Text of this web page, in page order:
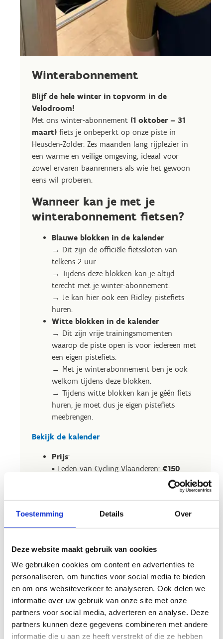
Toestemming Details Over
Deze website maakt gebruik van cookies
We gebruiken cookies om content en advertenties te
personaliseren, om functies voor social media te bieden
en om ons websiteverkeer te analyseren. Ook delen we
informatie over uw gebruik van onze site met onze
partners voor social media, adverteren en analyse. Deze
partners kunnen deze gegevens combineren met andere
informatie die u aan ze heeft verstrekt of die ze hebben
Winterabonnement
Blijf de hele winter in topvorm in de
Velodroom!
Met ons winter-abonnement (1 oktober – 31
maart) fiets je onbeperkt op onze piste in
Heusden-Zolder. Zes maanden lang rijplezier in
een warme en veilige omgeving, ideaal voor
zowel ervaren baanrenners als wie het gewoon
eens wil proberen.
Wanneer kan je met je
winterabonnement fietsen?
Blauwe blokken in de kalender
→ Dit zijn de officiële fietssloten van
telkens 2 uur.
→ Tijdens deze blokken kan je altijd
terecht met je winter-abonnement.
→ Je kan hier ook een Ridley pistefiets
huren.
Witte blokken in de kalender
→ Dit zijn vrije trainingsmomenten
waarop de piste open is voor iedereen met
een eigen pistefiets.
→ Met je winterabonnement ben je ook
welkom tijdens deze blokken.
→ Tijdens witte blokken kan je géén fiets
huren, je moet dus je eigen pistefiets
meebrengen.
Bekijk de kalender
Prijs:
• Leden van Cycling Vlaanderen: €150
Koop je winterabonnement aan het
Bereid je aankoop al voor en maak je
klantenprofiel al aan via
luwio.sport.vlaanderen/auth
Vraag je info aan!